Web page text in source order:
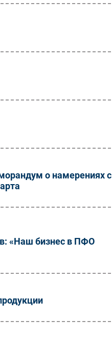
о намерениях с
«Наш бизнес в ПФО